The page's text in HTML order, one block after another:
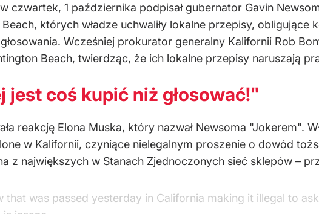
czwartek, 1 października podpisał gubernator Gavin
których władze uchwaliły lokalne przepisy,
Wcześniej prokurator generalny Kalifornii Rob
Beach, twierdząc, że ich lokalne przepisy naruszają
jest coś kupić niż głosować!"
reakcję Elona Muska, który nazwał Newsoma "Jokerem".
w Kalifornii, czyniące nielegalnym proszenie o dowód
z największych w Stanach Zjednoczonych sieć sklepów –
that was passed yesterday in California making it illegal to